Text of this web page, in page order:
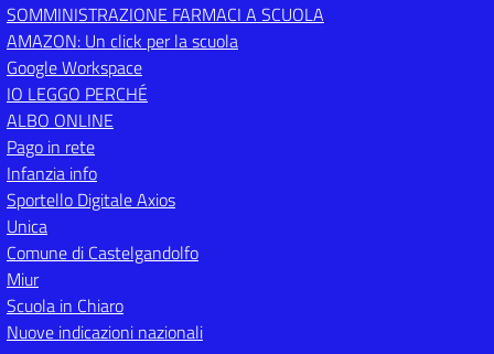
SOMMINISTRAZIONE FARMACI A SCUOLA
AMAZON: Un click per la scuola
Google Workspace
IO LEGGO PERCHÉ
ALBO ONLINE
Pago in rete
Infanzia info
Sportello Digitale Axios
Unica
Comune di Castelgandolfo
Miur
Scuola in Chiaro
Nuove indicazioni nazionali